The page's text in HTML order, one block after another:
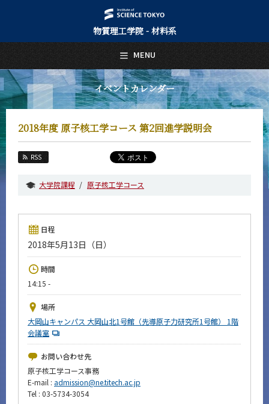
物質理工学院 - 材料系
イベントカレンダー
2018年度 原子核工学コース 第2回進学説明会
RSS
大学院課程 原子核工学コース
日程
2018年5月13日（日）
時間
14:15 -
場所
大岡山キャンパス 大岡山北1号館（先導原子力研究所1号館） 1階
会議室
お問い合わせ先
原子核工学コース事務
E-mail : admission@ne.titech.ac.jp
Tel : 03-5734-3054
MENU
日本語 English
トップページ
Top Page
材料系について
About Us
教育
Education
入学案内
Admissions
材料系 News
イベントカレンダー
Event Calendar
今後のイベント
今後の課程別イベント
年別アーカイブ